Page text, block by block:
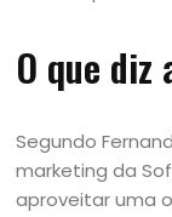
O que diz
Segundo
marketing da
aproveitar uma